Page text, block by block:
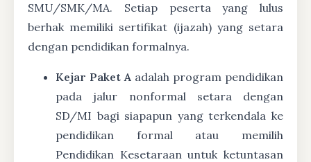
SMU/SMK/MA. Setiap peserta yang lulus
berhak memiliki sertifikat (ijazah) yang setara
dengan pendidikan formalnya.
Kejar Paket A adalah program pendidikan
pada jalur nonformal setara dengan
SD/MI bagi siapapun yang terkendala ke
pendidikan formal atau memilih
Pendidikan Kesetaraan untuk ketuntasan